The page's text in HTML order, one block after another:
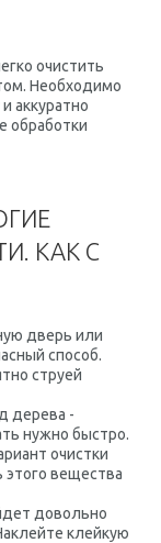
очистить
Необходимо
аккуратно
обработки
КАК С
дверь или
способ.
струей
дерева -
нужно быстро.
очистки
этого вещества
довольно
клейкую